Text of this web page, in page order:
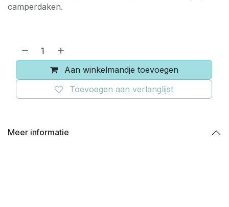
camperdaken.
Aan winkelmandje toevoegen
Toevoegen aan verlanglijst
Meer informatie